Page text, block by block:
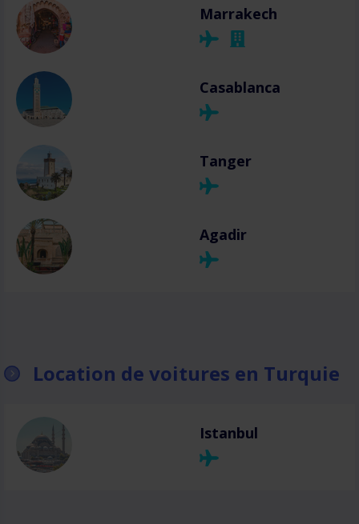
Marrakech
Casablanca
Tanger
Agadir
Location de voitures en Turquie
Istanbul